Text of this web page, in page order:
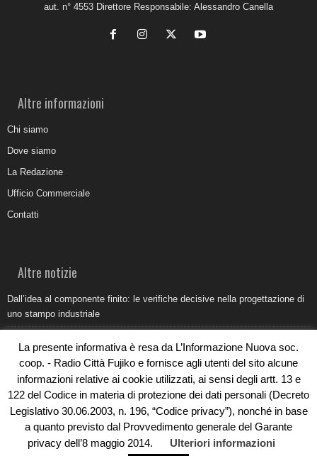
aut. n° 4553 Direttore Responsabile: Alessandro Canella
Altre informazioni
Chi siamo
Dove siamo
La Redazione
Ufficio Commerciale
Contatti
Altre notizie
Dall’idea al componente finito: le verifiche decisive nella progettazione di
uno stampo industriale
Come organizzare e allestire una camera ardente per l’ultimo saluto
Umidità di risalita in casa, come riconoscere i segnali veri
Torna il Sun Donato Festival 2026
La presente informativa è resa da L’Informazione Nuova soc.
coop. - Radio Città Fujiko e fornisce agli utenti del sito alcune
informazioni relative ai cookie utilizzati, ai sensi degli artt. 13 e
122 del Codice in materia di protezione dei dati personali (Decreto
Legislativo 30.06.2003, n. 196, “Codice privacy”), nonché in base
a quanto previsto dal Provvedimento generale del Garante
privacy dell’8 maggio 2014.
Ulteriori informazioni